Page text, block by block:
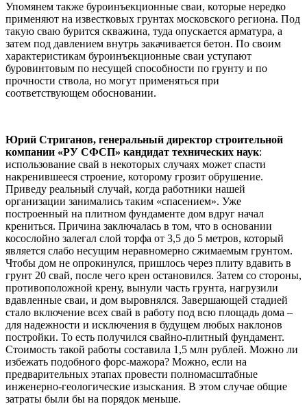
Упомянем также буроинъекционные сваи, которые нередко
применяют на известковых грунтах московского региона. Под
такую сваю бурится скважина, туда опускается арматура, а
затем под давлением внутрь закачивается бетон. По своим
характеристикам буроинъекционные сваи уступают
буровинтовым по несущей способности по грунту и по
прочности ствола, но могут применяться при
соответствующем обосновании.
Юрий Стриганов, генеральный директор строительной
компании «РУ СФСП» кандидат технических наук:
использование свай в некоторых случаях может спасти
накренившееся строение, которому грозит обрушение.
Приведу реальный случай, когда работники нашей
организации занимались таким «спасением». Уже
построенный на плитном фундаменте дом вдруг начал
крениться. Причина заключалась в том, что в основании
косослойно залегал слой торфа от 3,5 до 5 метров, который
является слабо несущим неравномерно сжимаемым грунтом.
Чтобы дом не опрокинулся, пришлось через плиту вдавить в
грунт 20 свай, после чего крен остановился. Затем со стороны,
противоположной крену, вынули часть грунта, нагрузили
вдавленные сваи, и дом выровнялся. Завершающей стадией
стало включение всех свай в работу под всю площадь дома –
для надежности и исключения в будущем любых наклонов
постройки. То есть получился свайно-плитный фундамент.
Стоимость такой работы составила 1,5 млн рублей. Можно ли
избежать подобного форс-мажора? Можно, если на
предварительных этапах провести полномасштабные
инженерно-геологические изыскания. В этом случае общие
затраты были бы на порядок меньше.